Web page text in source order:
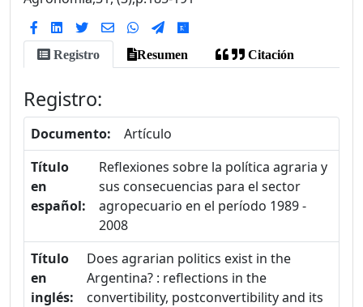
Registro Resumen Citación
Registro:
Documento:
Artículo
Título
en
español:
Reflexiones sobre la política agraria y
sus consecuencias para el sector
agropecuario en el período 1989 -
2008
Título
en
inglés:
Does agrarian politics exist in the
Argentina? : reflections in the
convertibility, postconvertibility and its